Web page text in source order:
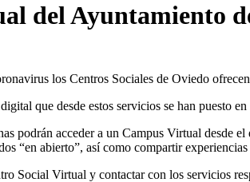
del Ayuntamiento
los Centros Sociales de Oviedo
que desde estos servicios se han puesto
podrán acceder a un Campus Virtual
“en abierto”, así como compartir
Social Virtual y contactar con los servicios